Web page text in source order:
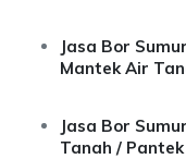
Jasa Bor
Mantek Air
Jasa Bor
Tanah /